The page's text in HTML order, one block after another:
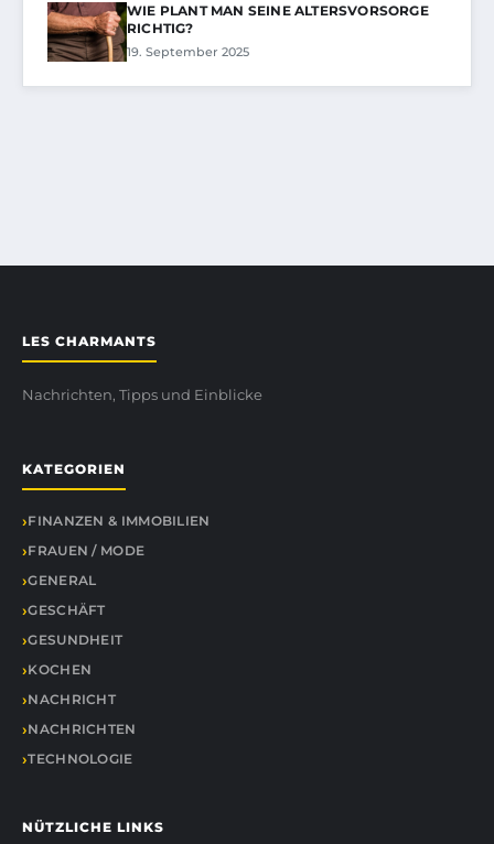
WIE PLANT MAN SEINE ALTERSVORSORGE
RICHTIG?
19. September 2025
LES CHARMANTS
Nachrichten, Tipps und Einblicke
KATEGORIEN
FINANZEN & IMMOBILIEN
FRAUEN / MODE
GENERAL
GESCHÄFT
GESUNDHEIT
KOCHEN
NACHRICHT
NACHRICHTEN
TECHNOLOGIE
NÜTZLICHE LINKS